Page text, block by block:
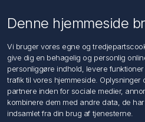
Søg
Min konto
Min konto
Ordrer
Denne hjemmeside
Vi bruger vores egne og
give dig en behagelig og personlig
personliggøre indhold, levere
trafik til vores hjemmeside.
partnere inden for sociale medier,
kombinere dem med andre data, de
indsamlet fra din brug af tjenesterne.